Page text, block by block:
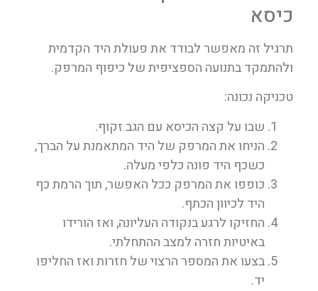
כיסא
תרגיל זה מאפשר לבודד את פעולת היד הקדמית
ולהתמקד בתנועה הספציפית של כיפוף המרפק.
טכניקה נכונה:
שבו על קצה הכיסא עם הגב זקוף.
הניחו את המרפק של היד המתאמנת על הברך,
כשכף היד פונה כלפי מעלה.
כופפו את המרפק ככל האפשר, תוך הרמת כף
היד לכיוון הכתף.
החזיקו לרגע בנקודה העליונה, ואז הורידו
באיטיות חזרה למצב ההתחלתי.
בצעו את המספר הרצוי של חזרות ואז החליפו
יד.